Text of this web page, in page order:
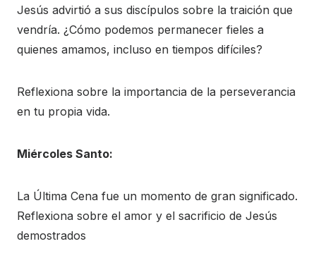
Jesús advirtió a sus discípulos sobre la traición que
vendría. ¿Cómo podemos permanecer fieles a
quienes amamos, incluso en tiempos difíciles?
Reflexiona sobre la importancia de la perseverancia
en tu propia vida.
Miércoles Santo:
La Última Cena fue un momento de gran significado.
Reflexiona sobre el amor y el sacrificio de Jesús
demostrados